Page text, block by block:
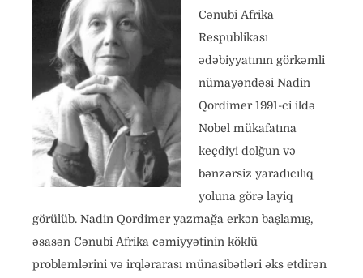
Cənubi Afrika
Respublikası
ədəbiyyatının görkəmli
nümayəndəsi Nadin
Qordimer 1991-ci ildə
Nobel mükafatına
keçdiyi dolğun və
bənzərsiz yaradıcılıq
yoluna görə layiq
görülüb. Nadin Qordimer yazmağa erkən başlamış,
əsasən Cənubi Afrika cəmiyyətinin köklü
problemlərini və irqlərarası münasibətləri əks etdirən